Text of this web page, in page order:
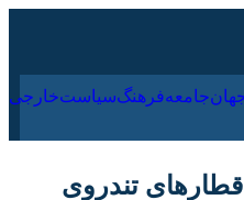
ورزش جهان جامعه فرهنگ
قطارهای تندروی ژاپن